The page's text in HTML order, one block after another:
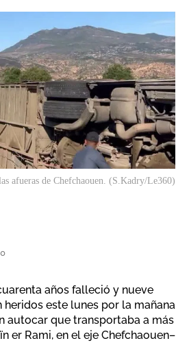
afueras de Chefchaouen. (S.Kadry/Le360)
años falleció y nueve
este lunes por la mañana
autocar que transportaba a más
er Rami, en el eje Chefchaouen–